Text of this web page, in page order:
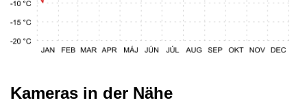
Kameras in der Nähe